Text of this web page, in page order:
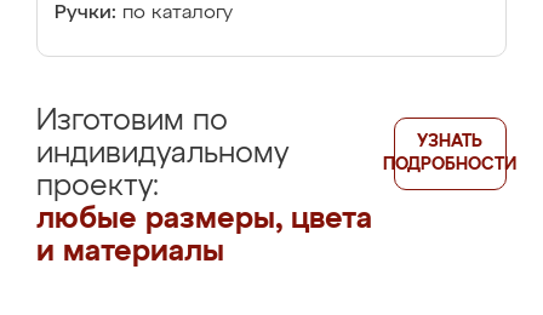
Ручки: по каталогу
Изготовим по
индивидуальному
проекту:
любые размеры, цвета
и материалы
УЗНАТЬ
ПОДРОБНОСТИ